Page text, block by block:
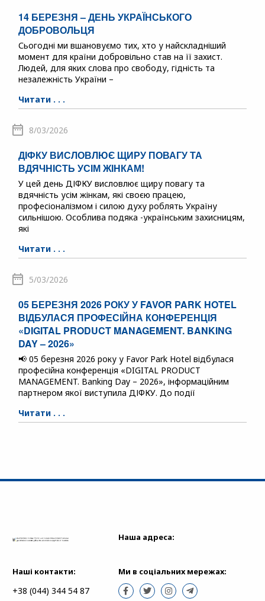
14 БЕРЕЗНЯ – ДЕНЬ УКРАЇНСЬКОГО
ДОБРОВОЛЬЦЯ
Сьогодні ми вшановуємо тих, хто у найскладніший
момент для країни добровільно став на її захист.
Людей, для яких слова про свободу, гідність та
незалежність України –
Читати . . .
8/03/2026
ДІФКУ ВИСЛОВЛЮЄ ЩИРУ ПОВАГУ ТА
ВДЯЧНІСТЬ УСІМ ЖІНКАМ!
У цей день ДІФКУ висловлює щиру повагу та
вдячність усім жінкам, які своєю працею,
професіоналізмом і силою духу роблять Україну
сильнішою. Особлива подяка -українським захисницям,
які
Читати . . .
5/03/2026
05 БЕРЕЗНЯ 2026 РОКУ У FAVOR PARK HOTEL
ВІДБУЛАСЯ ПРОФЕСІЙНА КОНФЕРЕНЦІЯ
«DIGITAL PRODUCT MANAGEMENT. BANKING
DAY – 2026»
📢 05 березня 2026 року у Favor Park Hotel відбулася
професійна конференція «DIGITAL PRODUCT
MANAGEMENT. Banking Day – 2026», інформаційним
партнером якої виступила ДІФКУ. До події
Читати . . .
Наша адреса:
Наші контакти:
+38 (044) 344 54 87
Ми в соціальних мережах: